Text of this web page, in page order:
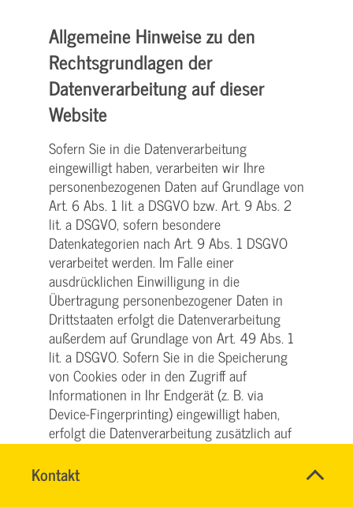
Kontakt
HASSNAE
Name*
Allgemeine Hinweise zu den
Rechtsgrundlagen der
Datenverarbeitung auf dieser
Website
Sofern Sie in die Datenverarbeitung
eingewilligt haben, verarbeiten wir Ihre
personenbezogenen Daten auf Grundlage von
Art. 6 Abs. 1 lit. a DSGVO bzw. Art. 9 Abs. 2
lit. a DSGVO, sofern besondere
Datenkategorien nach Art. 9 Abs. 1 DSGVO
verarbeitet werden. Im Falle einer
ausdrücklichen Einwilligung in die
Übertragung personenbezogener Daten in
Drittstaaten erfolgt die Datenverarbeitung
außerdem auf Grundlage von Art. 49 Abs. 1
lit. a DSGVO. Sofern Sie in die Speicherung
von Cookies oder in den Zugriff auf
Informationen in Ihr Endgerät (z. B. via
Device-Fingerprinting) eingewilligt haben,
erfolgt die Datenverarbeitung zusätzlich auf
Grundlage von § 25 Abs. 1 TTDSG. Die
Einwilligung ist jederzeit widerrufbar. Sind
Ihre Daten zur Vertragserfüllung oder zur